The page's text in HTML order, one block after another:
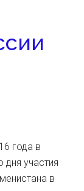
года в
дня участия
в